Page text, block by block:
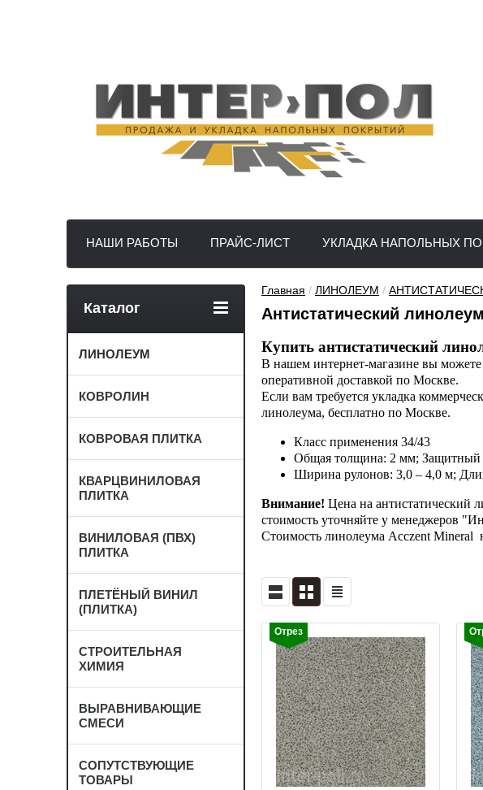
НАШИ РАБОТЫ ПРАЙС-ЛИСТ УКЛАДКА НАПОЛЬНЫХ
Главная / ЛИНОЛЕУМ /
Антистатический
Купить антистатический
В нашем интернет-магазине вы
оперативной доставкой по Москве.
Если вам требуется укладка
линолеума, бесплатно по Москве.
Класс применения 34/43
Общая толщина: 2 мм; Защитный
Ширина рулонов: 3,0 – 4,0 м;
Внимание! Цена на антистатический
стоимость уточняйте у менеджеров
Стоимость линолеума Acczent Mineral
Отрез
Каталог
ЛИНОЛЕУМ
КОВРОЛИН
КОВРОВАЯ ПЛИТКА
КВАРЦВИНИЛОВАЯ
ПЛИТКА
ВИНИЛОВАЯ (ПВХ)
ПЛИТКА
ПЛЕТЁНЫЙ ВИНИЛ
(ПЛИТКА)
СТРОИТЕЛЬНАЯ
ХИМИЯ
ВЫРАВНИВАЮЩИЕ
СМЕСИ
СОПУТСТВУЮЩИЕ
ТОВАРЫ